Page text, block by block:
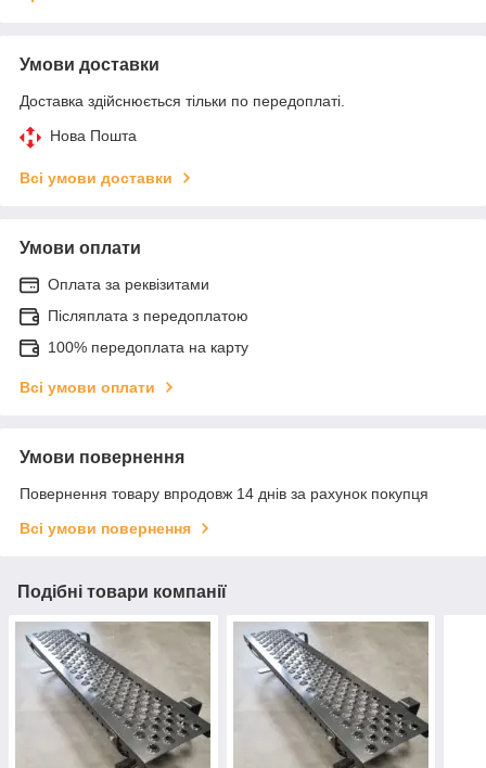
Умови доставки
Доставка здійснюється тільки по передоплаті.
Нова Пошта
Всі умови доставки
Умови оплати
Оплата за реквізитами
Післяплата з передоплатою
100% передоплата на карту
Всі умови оплати
Умови повернення
Повернення товару впродовж 14 днів за рахунок покупця
Всі умови повернення
Подібні товари компанії